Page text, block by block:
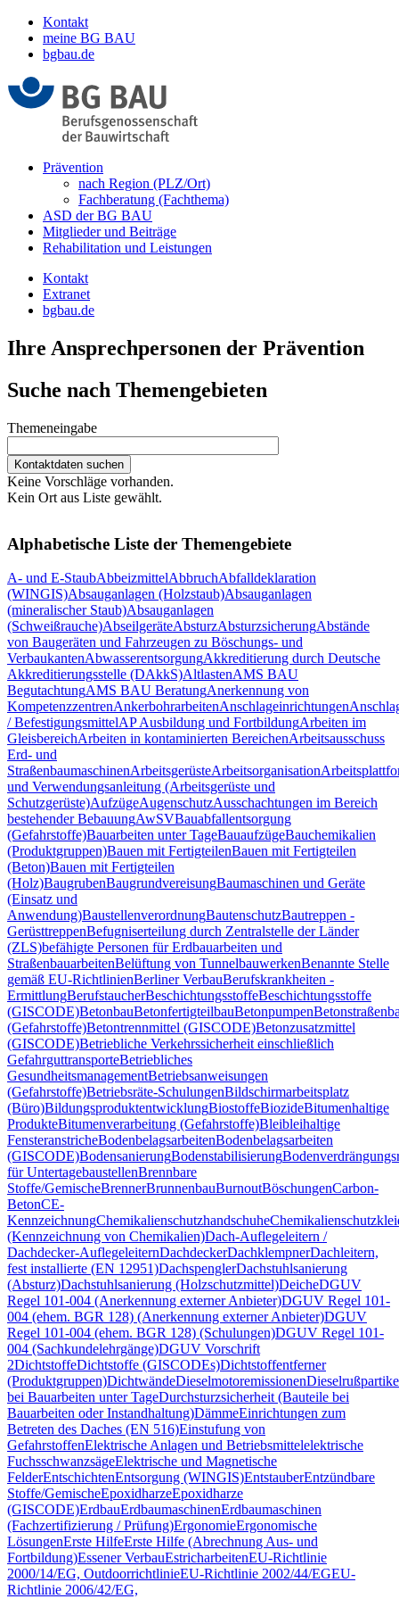
Kontakt
meine BG BAU
bgbau.de
Prävention
nach Region (PLZ/Ort)
Fachberatung (Fachthema)
ASD der BG BAU
Mitglieder und Beiträge
Rehabilitation und Leistungen
Kontakt
Extranet
bgbau.de
Ihre Ansprechpersonen der Prävention
Suche nach Themengebieten
Themeneingabe
Keine Vorschläge vorhanden.
Kein Ort aus Liste gewählt.
Alphabetische Liste der Themengebiete
A- und E-StaubAbbeizmittelAbbruchAbfalldeklaration
(WINGIS)Absauganlagen (Holzstaub)Absauganlagen
(mineralischer Staub)Absauganlagen
(Schweißrauche)AbseilgeräteAbsturzAbsturzsicherungAbstände
von Baugeräten und Fahrzeugen zu Böschungs- und
VerbaukantenAbwasserentsorgungAkkreditierung durch Deutsche
Akkreditierungsstelle (DAkkS)AltlastenAMS BAU
BegutachtungAMS BAU BeratungAnerkennung von
KompetenzzentrenAnkerbohrarbeitenAnschlageinrichtungen
/ BefestigungsmittelAP Ausbildung und FortbildungArbeiten im
GleisbereichArbeiten in kontaminierten BereichenArbeitsausschuss
Erd- und
StraßenbaumaschinenArbeitsgerüsteArbeitsorganisation
und Verwendungsanleitung (Arbeitsgerüste und
Schutzgerüste)AufzügeAugenschutzAusschachtungen im Bereich
bestehender BebauungAwSVBauabfallentsorgung
(Gefahrstoffe)Bauarbeiten unter TageBauaufzügeBauchemikalien
(Produktgruppen)Bauen mit FertigteilenBauen mit Fertigteilen
(Beton)Bauen mit Fertigteilen
(Holz)BaugrubenBaugrundvereisungBaumaschinen und Geräte
(Einsatz und
Anwendung)BaustellenverordnungBautenschutzBautreppen -
GerüsttreppenBefugniserteilung durch Zentralstelle der Länder
(ZLS)befähigte Personen für Erdbauarbeiten und
StraßenbauarbeitenBelüftung von TunnelbauwerkenBenannte Stelle
gemäß EU-RichtlinienBerliner VerbauBerufskrankheiten -
ErmittlungBerufstaucherBeschichtungsstoffeBeschichtungsstoffe
(GISCODE)BetonbauBetonfertigteilbauBetonpumpen
(Gefahrstoffe)Betontrennmittel (GISCODE)Betonzusatzmittel
(GISCODE)Betriebliche Verkehrssicherheit einschließlich
GefahrguttransporteBetriebliches
GesundheitsmanagementBetriebsanweisungen
(Gefahrstoffe)Betriebsräte-SchulungenBildschirmarbeitsplatz
(Büro)BildungsproduktentwicklungBiostoffeBiozideBitumenhaltige
ProdukteBitumenverarbeitung (Gefahrstoffe)Bleibleihaltige
FensteranstricheBodenbelagsarbeitenBodenbelagsarbeiten
(GISCODE)BodensanierungBodenstabilisierung
für UntertagebaustellenBrennbare
Stoffe/GemischeBrennerBrunnenbauBurnoutBöschungenCarbon-
BetonCE-
KennzeichnungChemikalienschutzhandschuhe
(Kennzeichnung von Chemikalien)Dach-Auflegeleitern /
Dachdecker-AuflegeleiternDachdeckerDachklempnerDachleitern,
fest installierte (EN 12951)DachspenglerDachstuhlsanierung
(Absturz)Dachstuhlsanierung (Holzschutzmittel)DeicheDGUV
Regel 101-004 (Anerkennung externer Anbieter)DGUV Regel 101-
004 (ehem. BGR 128) (Anerkennung externer Anbieter)DGUV
Regel 101-004 (ehem. BGR 128) (Schulungen)DGUV Regel 101-
004 (Sachkundelehrgänge)DGUV Vorschrift
2DichtstoffeDichtstoffe (GISCODEs)Dichtstoffentferner
(Produktgruppen)DichtwändeDieselmotoremissionen
bei Bauarbeiten unter TageDurchsturzsicherheit (Bauteile bei
Bauarbeiten oder Instandhaltung)DämmeEinrichtungen zum
Betreten des Daches (EN 516)Einstufung von
GefahrstoffenElektrische Anlagen und Betriebsmittelelektrische
FuchsschwanzsägeElektrische und Magnetische
FelderEntschichtenEntsorgung (WINGIS)EntstauberEntzündbare
Stoffe/GemischeEpoxidharzeEpoxidharze
(GISCODE)ErdbauErdbaumaschinenErdbaumaschinen
(Fachzertifizierung / Prüfung)ErgonomieErgonomische
LösungenErste HilfeErste Hilfe (Abrechnung Aus- und
Fortbildung)Essener VerbauEstricharbeitenEU-Richtlinie
2000/14/EG, OutdoorrichtlinieEU-Richtlinie 2002/44/EGEU-
Richtlinie 2006/42/EG,